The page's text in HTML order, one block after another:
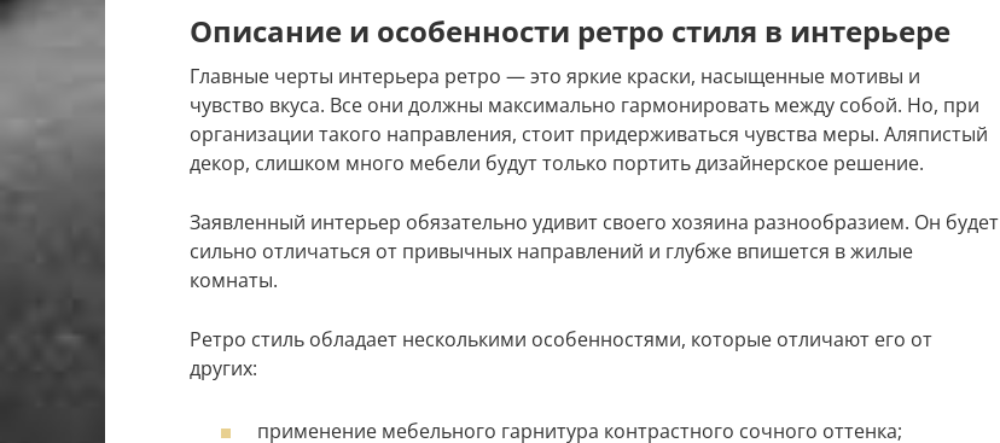
Описание и особенности ретро стиля в интерьере
Главные черты интерьера ретро — это яркие краски, насыщенные мотивы и
чувство вкуса. Все они должны максимально гармонировать между собой. Но, при
организации такого направления, стоит придерживаться чувства меры. Аляпистый
декор, слишком много мебели будут только портить дизайнерское решение.
Заявленный интерьер обязательно удивит своего хозяина разнообразием. Он будет
сильно отличаться от привычных направлений и глубже впишется в жилые
комнаты.
Ретро стиль обладает несколькими особенностями, которые отличают его от
других:
применение мебельного гарнитура контрастного сочного оттенка;